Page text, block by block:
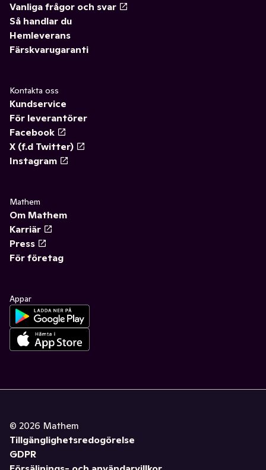
Vanliga frågor och svar
Så handlar du
Hemleverans
Färskvarugaranti
Kontakta oss
Kundservice
För leverantörer
Facebook
X (f.d Twitter)
Instagram
Mathem
Om Mathem
Karriär
Press
För företag
Appar
© 2026 Mathem
Tillgänglighetsredogörelse
GDPR